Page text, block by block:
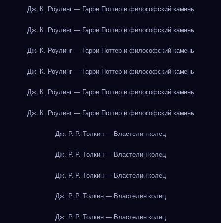
Дж. К. Роулинг — Гарри Поттер и философский камень
Дж. К. Роулинг — Гарри Поттер и философский камень
Дж. К. Роулинг — Гарри Поттер и философский камень
Дж. К. Роулинг — Гарри Поттер и философский камень
Дж. К. Роулинг — Гарри Поттер и философский камень
Дж. К. Роулинг — Гарри Поттер и философский камень
Дж. Р. Р. Толкин — Властелин колец
Дж. Р. Р. Толкин — Властелин колец
Дж. Р. Р. Толкин — Властелин колец
Дж. Р. Р. Толкин — Властелин колец
Дж. Р. Р. Толкин — Властелин колец